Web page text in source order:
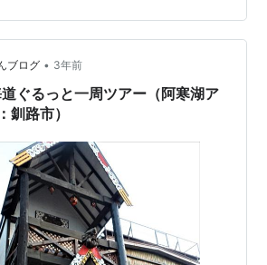
ブログ • 3年前
ぐるっと一周ツアー（阿寒湖ア
路市）